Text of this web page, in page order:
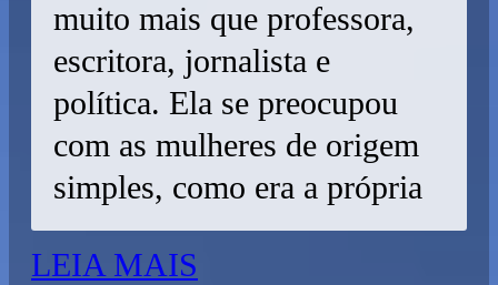
muito mais que professora,
escritora, jornalista e
política. Ela se preocupou
com as mulheres de origem
simples, como era a própria
LEIA MAIS